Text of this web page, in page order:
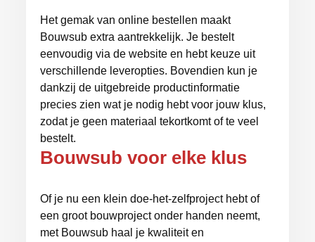
Het gemak van online bestellen maakt
Bouwsub extra aantrekkelijk. Je bestelt
eenvoudig via de website en hebt keuze uit
verschillende leveropties. Bovendien kun je
dankzij de uitgebreide productinformatie
precies zien wat je nodig hebt voor jouw klus,
zodat je geen materiaal tekortkomt of te veel
bestelt.
Bouwsub voor elke klus
Of je nu een klein doe-het-zelfproject hebt of
een groot bouwproject onder handen neemt,
met Bouwsub haal je kwaliteit en